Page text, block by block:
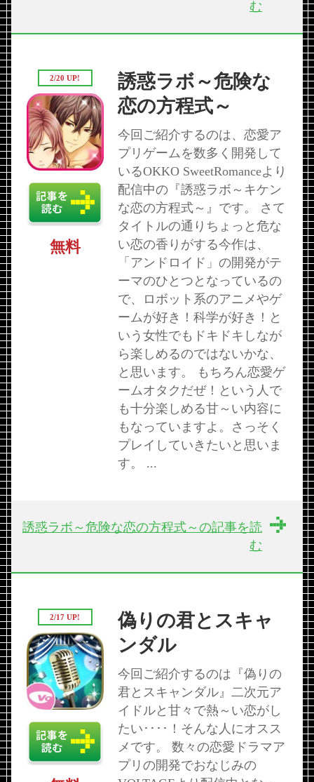
む
誘惑ラボ～危険な
恋の方程式～
今回ご紹介するのは、恋愛ア
プリゲームを数多く開発して
いるOKKO SweetRomanceより
配信中の『誘惑ラボ～キケン
な恋の方程式～』です。 さて
タイトルの通りちょっと危な
い恋の香りがする今作は、
「アンドロイド」の開発がテ
ーマのひとつとなっているの
で、ロボット系のアニメやゲ
ームが好き！科学が好き！と
いう女性でもドキドキしなが
ら楽しめるのではないかな、
と思います。 もちろん恋愛ゲ
ームオタクだぜ！という人で
も十分楽しめる甘～い内容に
もなっていますよ。さっそく
プレイしていきたいと思いま
す。 ...
2/20 UP!
無料
誘惑ラボ～危険な恋の方程式～の記事を読
む
偽りの君とスキャ
ンダル
今回ご紹介するのは『偽りの
君とスキャンダル』二次元ア
イドルと甘々で熱～い恋がし
たい････！そんな人にオスス
メです。 数々の恋愛ドラマア
プリの開発でおなじみの
2/17 UP!